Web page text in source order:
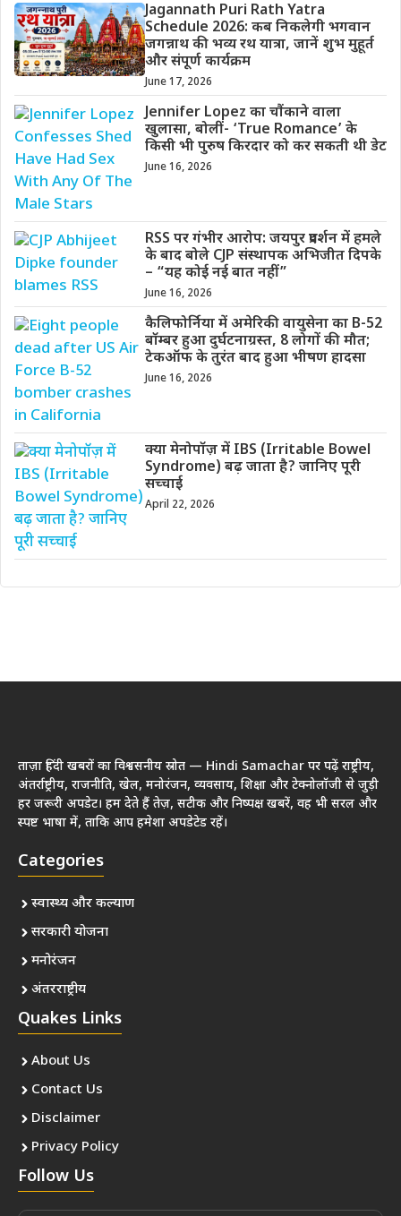
Jagannath Puri Rath Yatra
Schedule 2026: कब निकलेगी भगवान
जगन्नाथ की भव्य रथ यात्रा, जानें शुभ मुहूर्त
और संपूर्ण कार्यक्रम
June 17, 2026
Jennifer Lopez का चौंकाने वाला
खुलासा, बोलीं- ‘True Romance’ के
किसी भी पुरुष किरदार को कर सकती थी डेट
June 16, 2026
RSS पर गंभीर आरोप: जयपुर प्रदर्शन में हमले
के बाद बोले CJP संस्थापक अभिजीत दिपके
– “यह कोई नई बात नहीं”
June 16, 2026
कैलिफोर्निया में अमेरिकी वायुसेना का B-52
बॉम्बर हुआ दुर्घटनाग्रस्त, 8 लोगों की मौत;
टेकऑफ के तुरंत बाद हुआ भीषण हादसा
June 16, 2026
क्या मेनोपॉज़ में IBS (Irritable Bowel
Syndrome) बढ़ जाता है? जानिए पूरी
सच्चाई
April 22, 2026
ताज़ा हिंदी खबरों का विश्वसनीय स्रोत — Hindi Samachar पर पढ़ें राष्ट्रीय,
अंतर्राष्ट्रीय, राजनीति, खेल, मनोरंजन, व्यवसाय, शिक्षा और टेक्नोलॉजी से जुड़ी
हर जरूरी अपडेट। हम देते हैं तेज़, सटीक और निष्पक्ष खबरें, वह भी सरल और
स्पष्ट भाषा में, ताकि आप हमेशा अपडेटेड रहें।
Categories
स्वास्थ्य और कल्याण
सरकारी योजना
मनोरंजन
अंतरराष्ट्रीय
Quakes Links
About Us
Contact Us
Disclaimer
Privacy Policy
Follow Us